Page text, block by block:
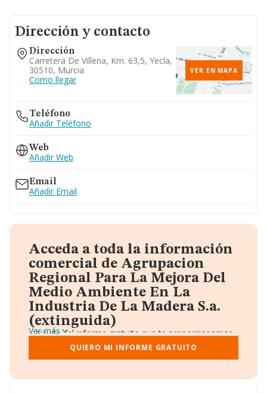
Dirección y contacto
Dirección
Carretera De Villena, Km. 63,5, Yecla,
30510, Murcia
Como llegar
VER EN MAPA
Teléfono
Añadir Teléfono
Web
Añadir Web
Email
Añadir Email
Acceda a toda la información
comercial de Agrupacion
Regional Para La Mejora Del
Medio Ambiente En La
Industria De La Madera S.a.
(extinguida)
A través del informe gratuito que te proporcionamos
desde Einforma, donde vas a encontrar:
Datos identificativos: Denominación, CIF,
Teléfono, Domicilio.
Gráficos de Evolución Ventas y Empleados.
Ver más
QUIERO MI INFORME GRATUITO